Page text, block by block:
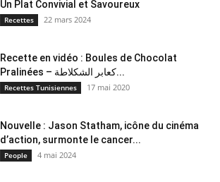
Un Plat Convivial et Savoureux
Recettes 22 mars 2024
Recette en vidéo : Boules de Chocolat
Pralinées – كعابر الشكلاطة...
Recettes Tunisiennes 17 mai 2020
Nouvelle : Jason Statham, icône du cinéma
d’action, surmonte le cancer...
People 4 mai 2024